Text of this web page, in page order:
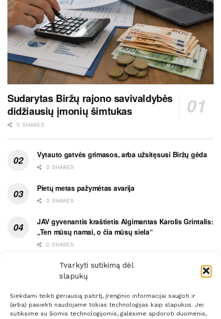
Tvarkyti sutikimą dėl
slapukų
Siekdami teikti geriausią patirtį, įrenginio informacijai saugoti ir
(arba) pasiekti naudojame tokias technologijas kaip slapukus. Jei
sutiksime su šiomis technologijomis, galėsime apdoroti duomenis,
Sudarytas Biržų rajono savivaldybės
didžiausių įmonių šimtukas
0 SHARES
Vytauto gatvės grimasos, arba užsitęsusi Biržų gėda
0 SHARES
Pietų metas pažymėtas avarija
0 SHARES
JAV gyvenantis kraštietis Algimantas Karolis Grintalis:
„Ten mūsų namai, o čia mūsų siela“
0 SHARES
Ypatingas dviejų medikių likimo ryšys
0 SHARES